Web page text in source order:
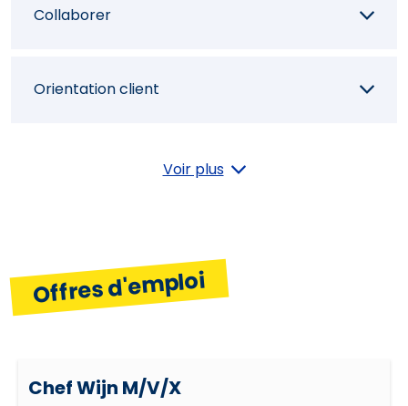
Collaborer
Orientation client
Orientation résultatsVoir plus
Offres d'emploi
Chef Wijn M/V/X